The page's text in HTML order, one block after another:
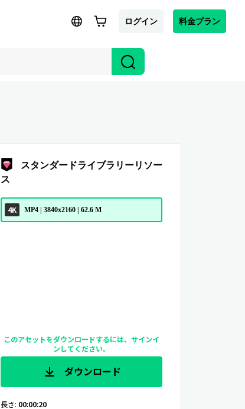
ログイン 料金プラン
スタンダードライブラリーリソー
ス
4K MP4 | 3840x2160 | 62.6 M
このアセットをダウンロードするには、サインイ
ンしてください。
ダウンロード
長さ: 00:00:20